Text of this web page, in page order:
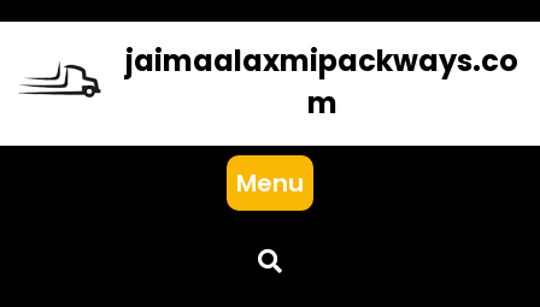
content
jaimaalaxmipackways.co
m
Menu